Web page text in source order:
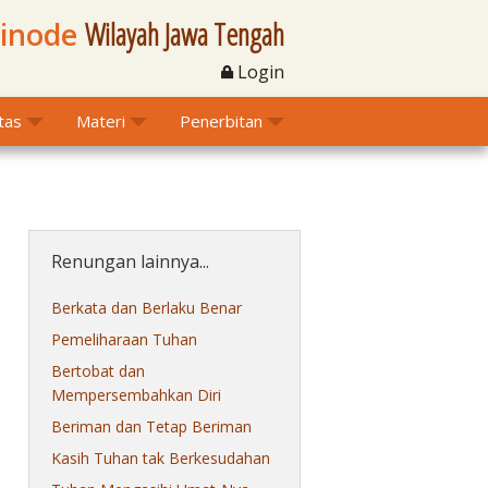
Wilayah Jawa Tengah
Login
Materi Penerbitan
Renungan lainnya...
Berkata dan Berlaku Benar
Pemeliharaan Tuhan
Bertobat dan
Mempersembahkan Diri
Beriman dan Tetap Beriman
Kasih Tuhan tak Berkesudahan